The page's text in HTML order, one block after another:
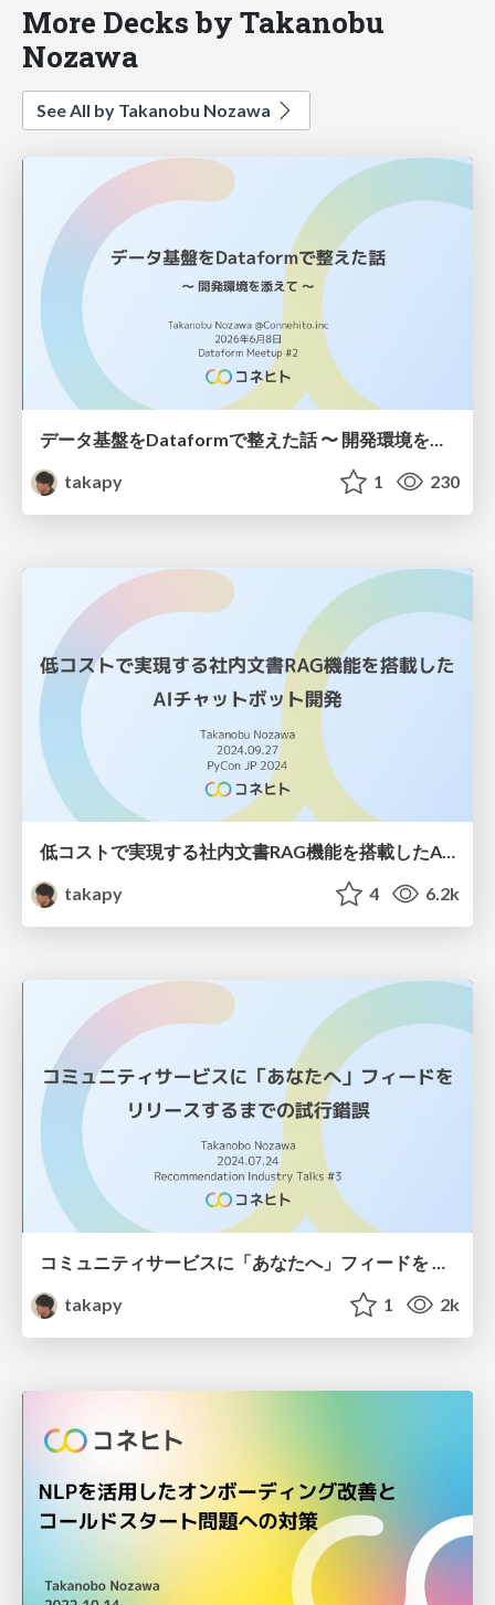
More Decks by Takanobu
Nozawa
See All by Takanobu Nozawa
データ基盤をDataformで整えた話 〜 開発環境を添えて 〜
takapy
1 230
takapy
4 6.2k
コミュニティサービスに「あなたへ」フィードを リリースするまでの試行錯誤
takapy
1 2k